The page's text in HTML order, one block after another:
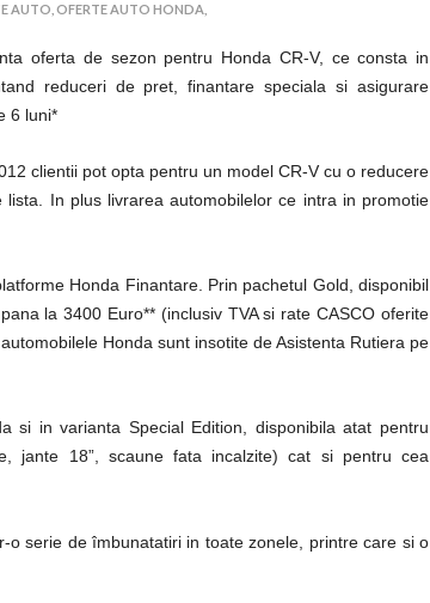
AUTO, OFERTE AUTO HONDA,
oferta de sezon pentru Honda CR-V, ce consta in
reduceri de pret, finantare speciala si asigurare
6 luni*
clientii pot opta pentru un model CR-V cu o reducere
In plus livrarea automobilelor ce intra in promotie
Honda Finantare. Prin pachetul Gold, disponibil
la 3400 Euro** (inclusiv TVA si rate CASCO oferite
Honda sunt insotite de Asistenta Rutiera pe
si in varianta Special Edition, disponibila atat pentru
jante 18”, scaune fata incalzite) cat si pentru cea
serie de îmbunatatiri in toate zonele, printre care si o